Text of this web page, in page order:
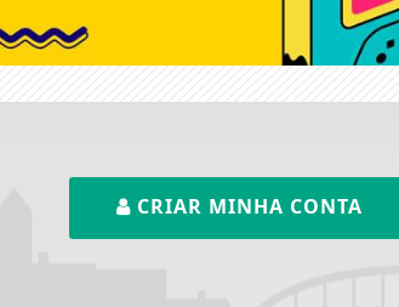
CRIAR MINHA CONTA